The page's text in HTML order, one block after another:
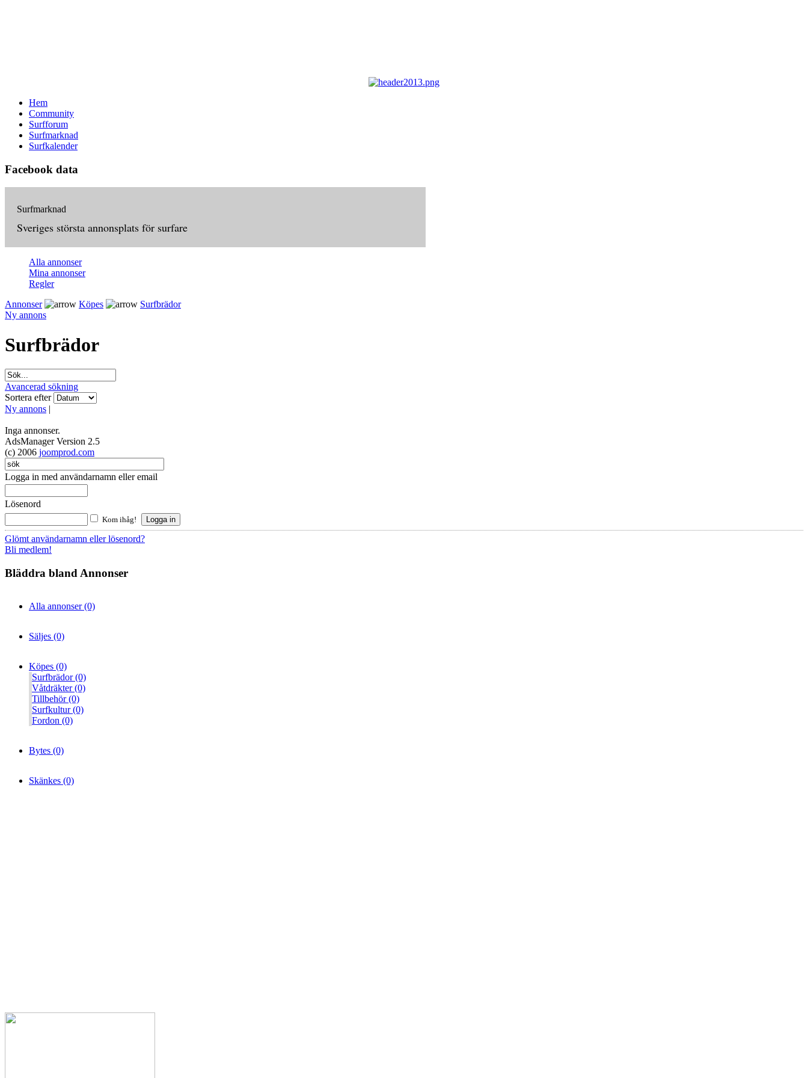
Hem
Community
Surfforum
Surfmarknad
Surfkalender
Facebook data
Surfmarknad
Sveriges största annonsplats för surfare
Alla annonser
Mina annonser
Regler
Annonser
Köpes
Surfbrädor
Ny annons
Surfbrädor
Avancerad sökning
Sortera efter
Ny annons |
Inga annonser.
AdsManager Version 2.5
(c) 2006 joomprod.com
Logga in med användarnamn eller email
Lösenord
Kom ihåg!
Glömt användarnamn eller lösenord?
Bli medlem!
Bläddra bland Annonser
Alla annonser (0)
Säljes (0)
Köpes (0)
Surfbrädor (0)
Våtdräkter (0)
Tillbehör (0)
Surfkultur (0)
Fordon (0)
Bytes (0)
Skänkes (0)